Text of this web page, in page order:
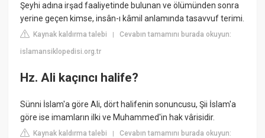
Şeyhi adına irşad faaliyetinde bulunan ve ölümünden sonra
yerine geçen kimse, insân-ı kâmil anlamında tasavvuf terimi.
Kaynak kaldırma talebi |Cevabın tamamını burada okuyun:
islamansiklopedisi.org.tr
Hz. Ali kaçıncı halife?
Sünni İslam'a göre Ali, dört halifenin sonuncusu, Şii İslam'a
göre ise imamların ilki ve Muhammed'in hak vârisidir.
Kaynak kaldırma talebi |Cevabın tamamını burada okuyun: